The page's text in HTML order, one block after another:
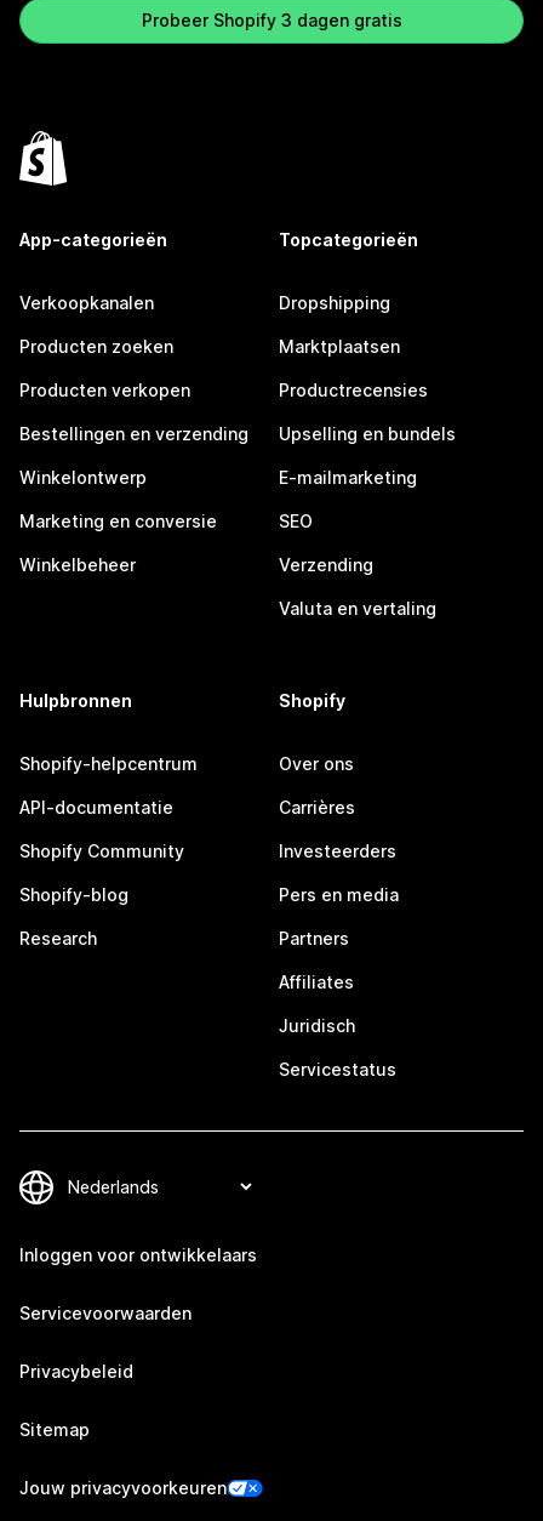
Probeer Shopify 3 dagen gratis
App-categorieën
Verkoopkanalen
Producten zoeken
Producten verkopen
Bestellingen en verzending
Winkelontwerp
Marketing en conversie
Winkelbeheer
Topcategorieën
Dropshipping
Marktplaatsen
Productrecensies
Upselling en bundels
E-mailmarketing
SEO
Verzending
Valuta en vertaling
Hulpbronnen
Shopify-helpcentrum
API-documentatie
Shopify Community
Shopify-blog
Research
Shopify
Over ons
Carrières
Investeerders
Pers en media
Partners
Affiliates
Juridisch
Servicestatus
Inloggen voor ontwikkelaars
Servicevoorwaarden
Privacybeleid
Sitemap
Jouw privacyvoorkeuren